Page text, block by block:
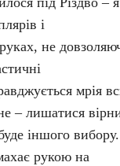
і
не
мрія
– лишатися
іншого
рукою на